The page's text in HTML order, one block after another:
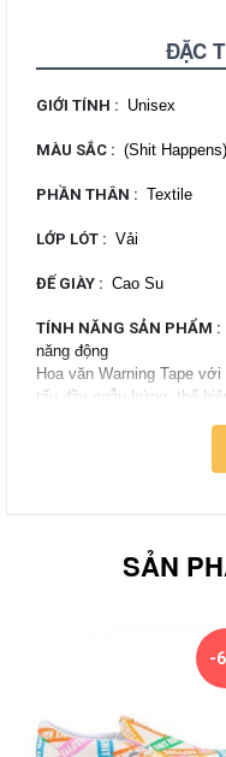
ĐẶC
GIỚI TÍNH : Unisex
MÀU SẮC : (Shit
PHẦN THÂN : Textile
LỚP LÓT : Vải
ĐẾ GIÀY : Cao Su
TÍNH NĂNG SẢN PHẨM :
năng động
Hoa văn Warning Tape
tấu đầy ngẫu hứng, thể
Lớp lót được làm từ chất
Việt Nam. BST
phải hãng giày nào
cản lề lối của chiếc
khoác lên hàng
chất chơi trong phong
SẢN
-